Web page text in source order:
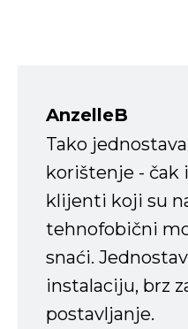
AnzelleB
Tako
korištenje - čak
klijenti koji su
tehnofobični
snaći.
instalaciju, brz
postavljanje.